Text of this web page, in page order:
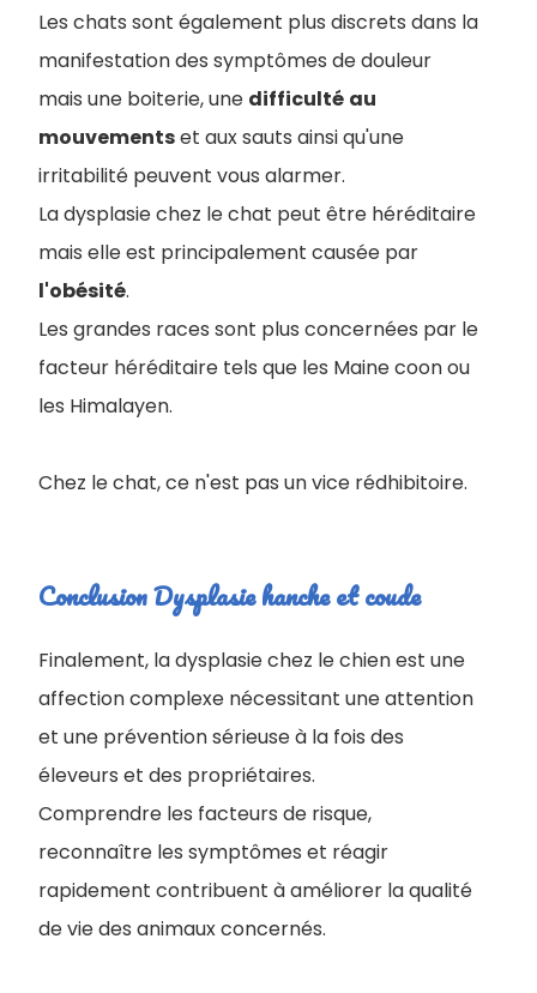
Les chats sont également plus discrets dans la
manifestation des symptômes de douleur
mais une boiterie, une difficulté au
mouvementset aux sauts ainsi qu'une
irritabilité peuvent vous alarmer.
La dysplasie chez le chat peut être héréditaire
mais elle est principalement causée par
l'obésité.
Les grandes races sont plus concernées par le
facteur héréditaire tels que les Maine coon ou
les Himalayen.
Chez le chat, ce n'est pas un vice rédhibitoire.
Conclusion Dysplasie hanche et coude
Finalement, la dysplasie chez le chien est une
affection complexe nécessitant une attention
et une prévention sérieuse à la fois des
éleveurs et des propriétaires.
Comprendre les facteurs de risque,
reconnaître les symptômes et réagir
rapidement contribuent à améliorer la qualité
de vie des animaux concernés.